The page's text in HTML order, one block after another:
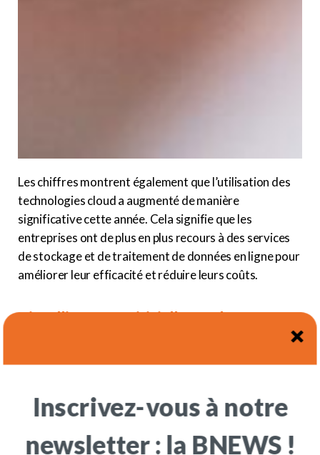
Les chiffres montrent également que l’utilisation des
technologies cloud a augmenté de manière
significative cette année. Cela signifie que les
entreprises ont de plus en plus recours à des services
de stockage et de traitement de données en ligne pour
améliorer leur efficacité et réduire leurs coûts.
L'intelligence artificielle en phase
transformation digitale. Selon une étude de PwC,
avoir déjà adopté l’IA ou avoir l’intention de le
Inscrivez-vous à notre
newsletter : la BNEWS !